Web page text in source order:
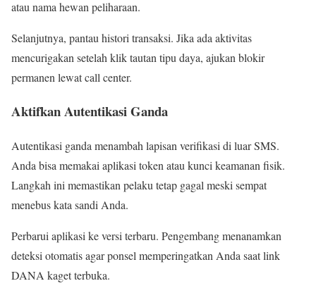
atau nama hewan peliharaan.
Selanjutnya, pantau histori transaksi. Jika ada aktivitas
mencurigakan setelah klik tautan tipu daya, ajukan blokir
permanen lewat call center.
Aktifkan Autentikasi Ganda
Autentikasi ganda menambah lapisan verifikasi di luar SMS.
Anda bisa memakai aplikasi token atau kunci keamanan fisik.
Langkah ini memastikan pelaku tetap gagal meski sempat
menebus kata sandi Anda.
Perbarui aplikasi ke versi terbaru. Pengembang menanamkan
deteksi otomatis agar ponsel memperingatkan Anda saat link
DANA kaget terbuka.